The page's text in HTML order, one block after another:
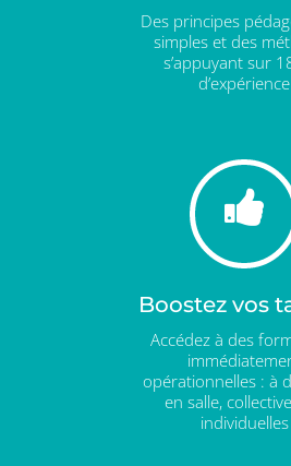
Des principes
simples et des
s’appuyant sur
d’expérience
Boostez vos
Accédez à des
opérationnelles : à
en salle,
individuelles